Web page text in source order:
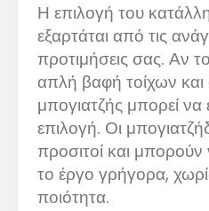
Η επιλογή του
εξαρτάται από τις
προτιμήσεις σας. Αν
απλή βαφή τοίχων
μπογιατζής μπορεί να
επιλογή. Οι
προσιτοί και
το έργο γρήγορα,
ποιότητα.